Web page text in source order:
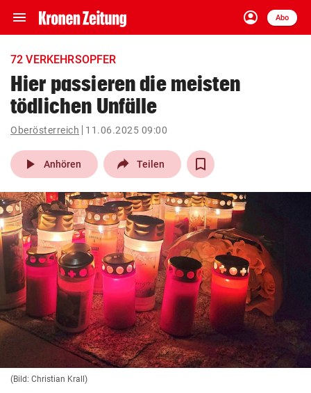
menu Navigation
ein-/ausklappen
account_circle
Anmelden
Abo
close Schließen
account_circle Anmelden
pin_drop
Wien arrow_right
bookmark
search
Suchbegriff
eingeben
© Krone Multimedia GmbH & Co KG 2026
Muthgasse 2, 1190 Wien
72 VERKEHRSOPFER
Hier passieren die meisten
tödlichen Unfälle
Oberösterreich 11.06.2025 09:00
play_arrow Anhören Teilen
(Bild: Christian Krall)